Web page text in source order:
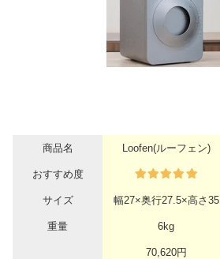
商品名 Loofen(ルーフェン)
おすすめ度
サイズ 幅27×奥行27.5×高さ35
重量 6kg
70,620円